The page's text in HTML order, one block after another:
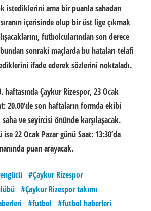
istediklerini ama bir puanla sahadan
içerisinde olup bir üst lige çıkmak
futbolcularından son derece
sonraki maçlarda bu hataları telafi
ifade ederek sözlerini noktaladı.
haftasında Çaykur Rizespor, 23 Ocak
20.00’de son haftaların formda ekibi
ve seyircisi önünde karşılaşacak.
22 Ocak Pazar günü Saat: 13:30’da
puan arayacak.
Çaykur Rizespor
Çaykur Rizespor takımı
futbol
futbol haberleri